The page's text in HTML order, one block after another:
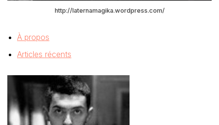
http://laternamagika.wordpress.com/
À propos
Articles récents